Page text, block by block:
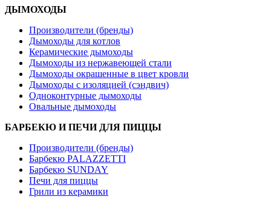
ДЫМОХОДЫ
Производители (бренды)
Дымоходы для котлов
Керамические дымоходы
Дымоходы из нержавеющей стали
Дымоходы окрашенные в цвет кровли
Дымоходы с изоляцией (сэндвич)
Одноконтурные дымоходы
Овальные дымоходы
БАРБЕКЮ И ПЕЧИ ДЛЯ ПИЦЦЫ
Производители (бренды)
Барбекю PALAZZETTI
Барбекю SUNDAY
Печи для пиццы
Грили из керамики